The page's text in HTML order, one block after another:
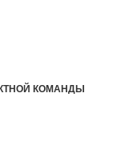
КОМАНДЫ